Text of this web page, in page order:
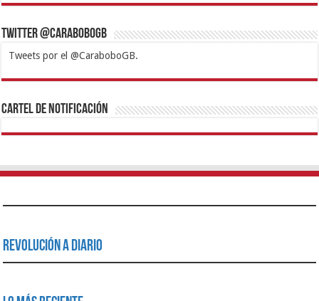
Twitter @CaraboboGB
Tweets por el @CaraboboGB.
1xbetBetturkeyBetistKralbetSupertotobetTipobetMatadorbetMariobet
https://mvbcasino.com/
Cartel de Notificación
Revolución a Diario